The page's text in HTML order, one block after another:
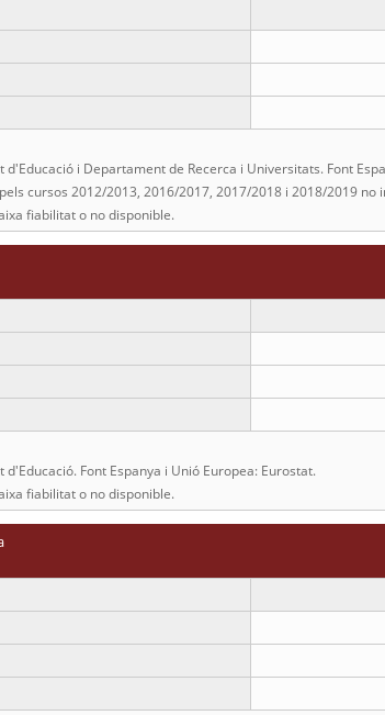
i Departament de Recerca i Universitats. Font
cursos 2012/2013, 2016/2017, 2017/2018 i 2018/2019 no
fiabilitat o no disponible.
Font Espanya i Unió Europea: Eurostat.
fiabilitat o no disponible.